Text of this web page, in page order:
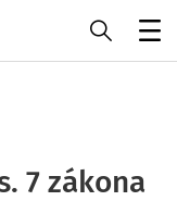
7 zákona